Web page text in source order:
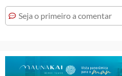
Seja o primeiro a comentar